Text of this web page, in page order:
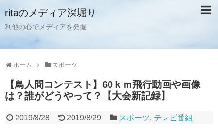
ritaのメディア深堀り
利他の心でメディアを発掘
ホーム スポーツ
【鳥人間コンテスト】60ｋｍ飛行動画や画像
は？誰がどうやって？【大会新記録】
2019/8/28 2019/8/29 スポーツ, テレビ番組